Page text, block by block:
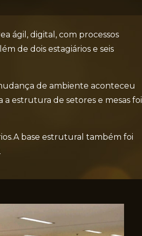
ágil, digital, com processos
de dois estagiários e seis
de ambiente aconteceu
estrutura de setores e mesas foi
base estrutural também foi